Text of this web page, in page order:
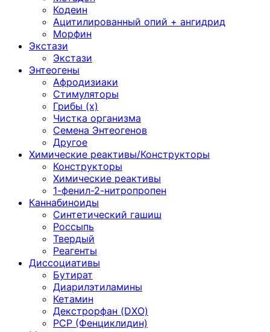
Кодеин
Ацитилированный опий + ангидрид
Морфин
Экстази
Экстази
Энтеогены
Афродизиаки
Стимуляторы
Грибы (х)
Чистка организма
Семена Энтеогенов
Другое
Химические реактивы/Конструкторы
Конструкторы
Химические реактивы
1-фенил-2-нитропропен
Каннабиноиды
Синтетический гашиш
Россыпь
Твердый
Реагенты
Диссоциативы
Бутират
Диарилэтиламины
Кетамин
Декстрорфан (DXO)
PCP (Фенциклидин)